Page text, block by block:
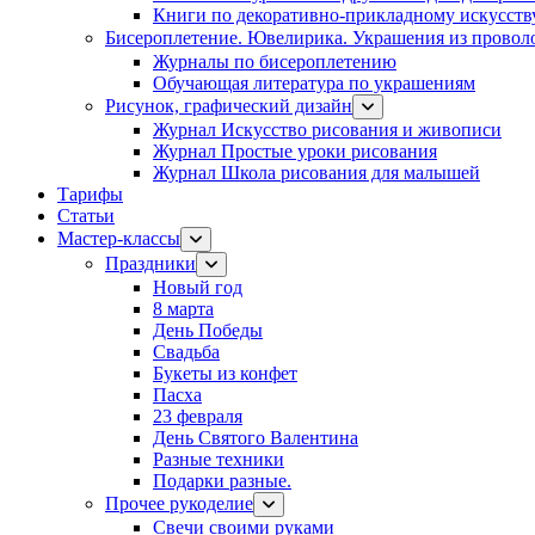
Книги по декоративно-прикладному
Бисероплетение. Ювелирика. Украшения из
Журналы по бисероплетению
Обучающая литература по украшениям
Рисунок, графический дизайн
Журнал Искусство рисования и живописи
Журнал Простые уроки рисования
Журнал Школа рисования для малышей
Тарифы
Статьи
Мастер-классы
Праздники
Новый год
8 марта
День Победы
Свадьба
Букеты из конфет
Пасха
23 февраля
День Святого Валентина
Разные техники
Подарки разные.
Прочее рукоделие
Свечи своими руками